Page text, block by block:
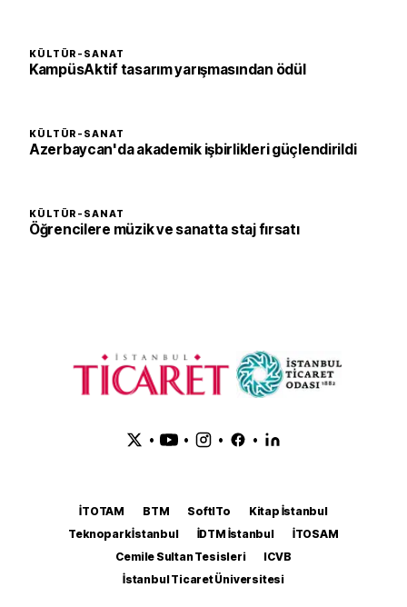
KÜLTÜR-SANAT
KampüsAktif tasarım yarışmasından ödül
KÜLTÜR-SANAT
Azerbaycan'da akademik işbirlikleri güçlendirildi
KÜLTÜR-SANAT
Öğrencilere müzik ve sanatta staj fırsatı
• • • •
İTOTAM BTM SoftITo
Kitap İstanbul
Teknopark İstanbul
İDTM İstanbul
İTOSAM
Cemile Sultan Tesisleri
ICVB
İstanbul Ticaret Üniversitesi